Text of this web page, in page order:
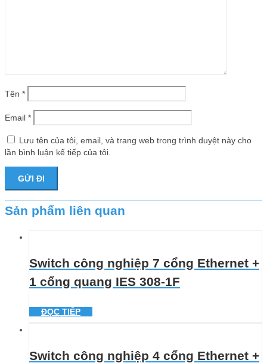
Tên *
Email *
Lưu tên của tôi, email, và trang web trong trình duyệt này cho
lần bình luận kế tiếp của tôi.
Sản phẩm liên quan
Switch công nghiệp 7 cổng Ethernet +
1 cổng quang IES 308-1F
ĐỌC TIẾP
Switch công nghiệp 4 cổng Ethernet +